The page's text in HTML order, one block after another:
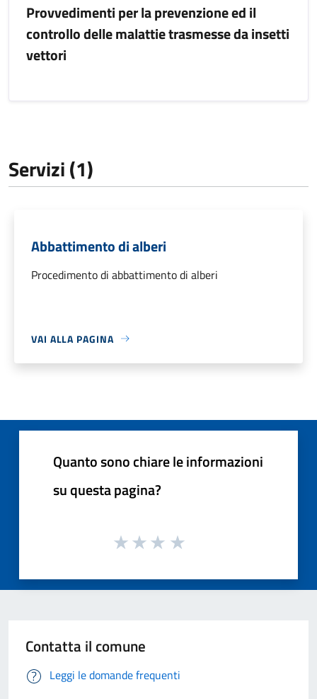
Provvedimenti per la prevenzione ed il
controllo delle malattie trasmesse da insetti
vettori
Servizi (1)
Abbattimento di alberi
Procedimento di abbattimento di alberi
VAI ALLA PAGINA
Quanto sono chiare le informazioni
su questa pagina?
Contatta il comune
Leggi le domande frequenti